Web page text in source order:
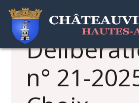
n° 21-